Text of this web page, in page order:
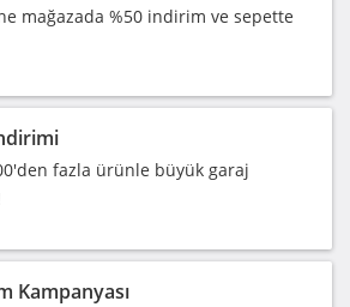
mağazada %50 indirim ve sepette
fazla ürünle büyük garaj
Kampanyası